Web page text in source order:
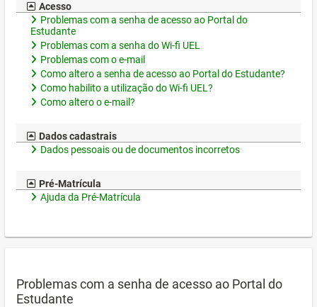
Acesso
Problemas com a senha de acesso ao Portal do
Estudante
Problemas com a senha do Wi-fi UEL
Problemas com o e-mail
Como altero a senha de acesso ao Portal do Estudante?
Como habilito a utilização do Wi-fi UEL?
Como altero o e-mail?
Dados cadastrais
Dados pessoais ou de documentos incorretos
Pré-Matrícula
Ajuda da Pré-Matrícula
Problemas com a senha de acesso ao Portal do
Estudante